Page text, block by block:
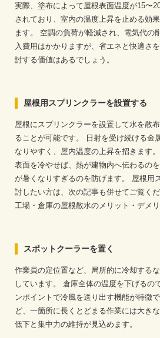
実際、塗布によって屋根表面温度が15〜
されており、室内の温度上昇を止める効
ます。
空調の負荷が軽減され、電気代の
入費用はかかりますが、省エネと快適さ
討する価値はあるでしょう。
屋根用スプリンクラーを設置する
屋根にスプリンクラーを設置して水を散
ることが可能です。
日射を受け続ける金
なりやすく、屋内温度の上昇を招きます。
表面を冷やせば、熱が建物内へ伝わるの
が暑くなりすぎるのを防げます。
屋根用
討したい方は、次の記事も併せてご覧くだ
工場・倉庫の屋根散水のメリット・デメ
スポットクーラーを置く
作業員の定位置など、局所的に冷却する
しています。
倉庫全体の温度を下げるの
ンポイントで冷風を送り出す機能が特徴で
ど、一箇所に長くとどまる作業には大き
低下と集中力の維持が見込めます。